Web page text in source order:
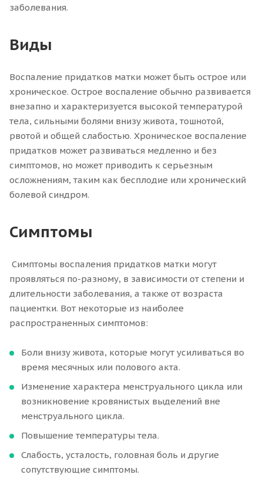
заболевания.
Виды
Воспаление придатков матки может быть острое или
хроническое. Острое воспаление обычно развивается
внезапно и характеризуется высокой температурой
тела, сильными болями внизу живота, тошнотой,
рвотой и общей слабостью. Хроническое воспаление
придатков может развиваться медленно и без
симптомов, но может приводить к серьезным
осложнениям, таким как бесплодие или хронический
болевой синдром.
Симптомы
Симптомы воспаления придатков матки могут
проявляться по-разному, в зависимости от степени и
длительности заболевания, а также от возраста
пациентки. Вот некоторые из наиболее
распространенных симптомов:
Боли внизу живота, которые могут усиливаться во
время месячных или полового акта.
Изменение характера менструального цикла или
возникновение кровянистых выделений вне
менструального цикла.
Повышение температуры тела.
Слабость, усталость, головная боль и другие
сопутствующие симптомы.